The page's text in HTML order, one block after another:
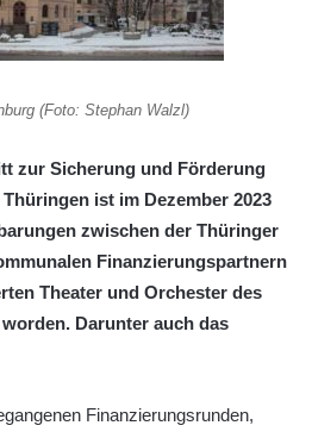
(Foto: Stephan Walzl)
zur Sicherung und Förderung
ist im Dezember 2023
zwischen der Thüringer
Finanzierungspartnern
Theater und Orchester des
Darunter auch das
Finanzierungsrunden,